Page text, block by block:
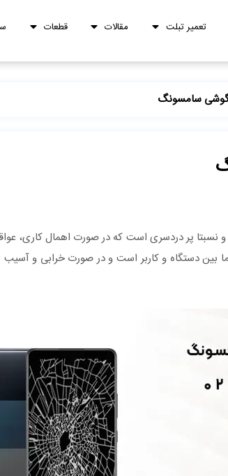
تعمیر تبلت مقالات قطعات
سامسونگ
نسبتا پر دردسری است که در صورت اهمال کاری،
دستگاه و کاربر است و در صورت خرابی و